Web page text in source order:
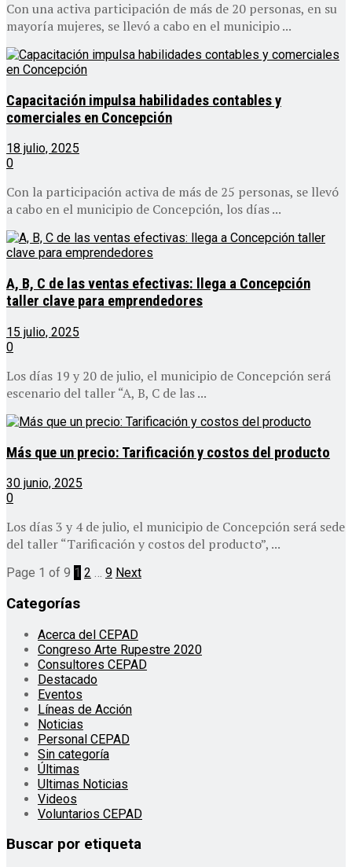
Con una activa participación de más de 20 personas, en su
mayoría mujeres, se llevó a cabo en el municipio ...
Capacitación impulsa habilidades contables y
comerciales en Concepción
18 julio, 2025
0
Con la participación activa de más de 25 personas, se llevó
a cabo en el municipio de Concepción, los días ...
A, B, C de las ventas efectivas: llega a Concepción
taller clave para emprendedores
15 julio, 2025
0
Los días 19 y 20 de julio, el municipio de Concepción será
escenario del taller “A, B, C de las ...
Más que un precio: Tarificación y costos del producto
30 junio, 2025
0
Los días 3 y 4 de julio, el municipio de Concepción será sede
del taller “Tarificación y costos del producto”, ...
Page 1 of 9 1 2 … 9 Next
Categorías
Acerca del CEPAD
Congreso Arte Rupestre 2020
Consultores CEPAD
Destacado
Eventos
Líneas de Acción
Noticias
Personal CEPAD
Sin categoría
Últimas
Ultimas Noticias
Videos
Voluntarios CEPAD
Buscar por etiqueta